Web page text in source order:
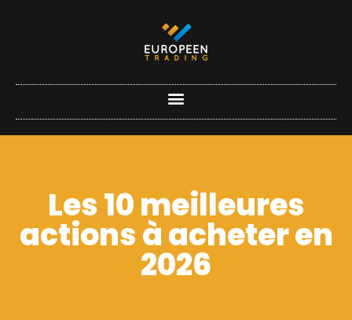
Les 10 meilleures
actions à acheter en
2026